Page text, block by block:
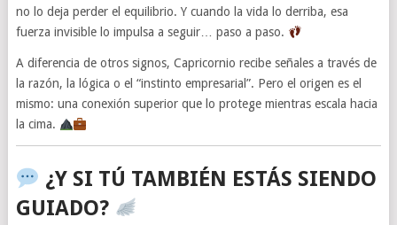
no lo deja perder el equilibrio. Y cuando la vida lo derriba, esa
fuerza invisible lo impulsa a seguir… paso a paso.
A diferencia de otros signos, Capricornio recibe señales a través de
la razón, la lógica o el “instinto empresarial”. Pero el origen es el
mismo: una conexión superior que lo protege mientras escala hacia
la cima.
¿Y SI TÚ TAMBIÉN ESTÁS SIENDO
GUIADO?